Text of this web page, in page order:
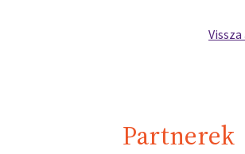
Partnerek